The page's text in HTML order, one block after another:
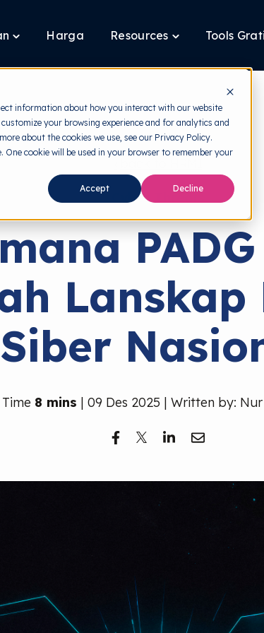
information about how you interact with our website
your browsing experience and for analytics and
about the cookies we use, see our Privacy Policy.
cookie will be used in your browser to remember your
Accept Decline
Toggle
Layanan
Harga Resources
Toggle
Resources
Tools
Cyber Threats
Lanskap
Siber
8 mins | 09 Des 2025 | Written by: